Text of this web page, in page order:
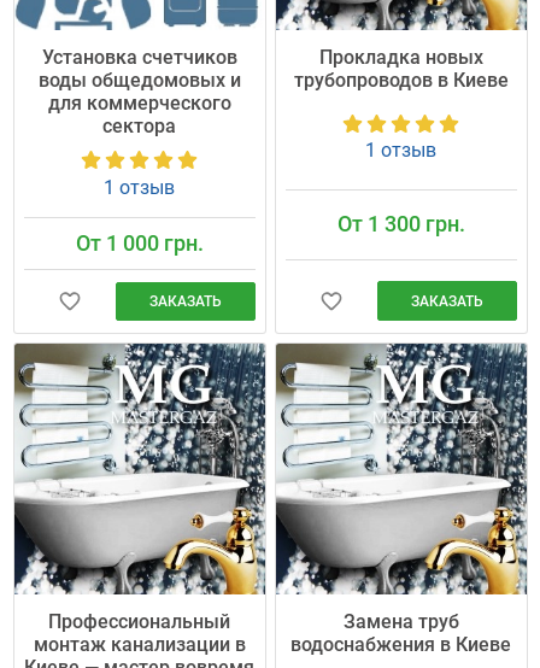
Установка счетчиков
воды общедомовых и
для коммерческого
сектора
1 отзыв
От 1 000 грн.
ЗАКАЗАТЬ
Прокладка новых
трубопроводов в Киеве
1 отзыв
От 1 300 грн.
ЗАКАЗАТЬ
Профессиональный
монтаж канализации в
Замена труб
водоснабжения в Киеве